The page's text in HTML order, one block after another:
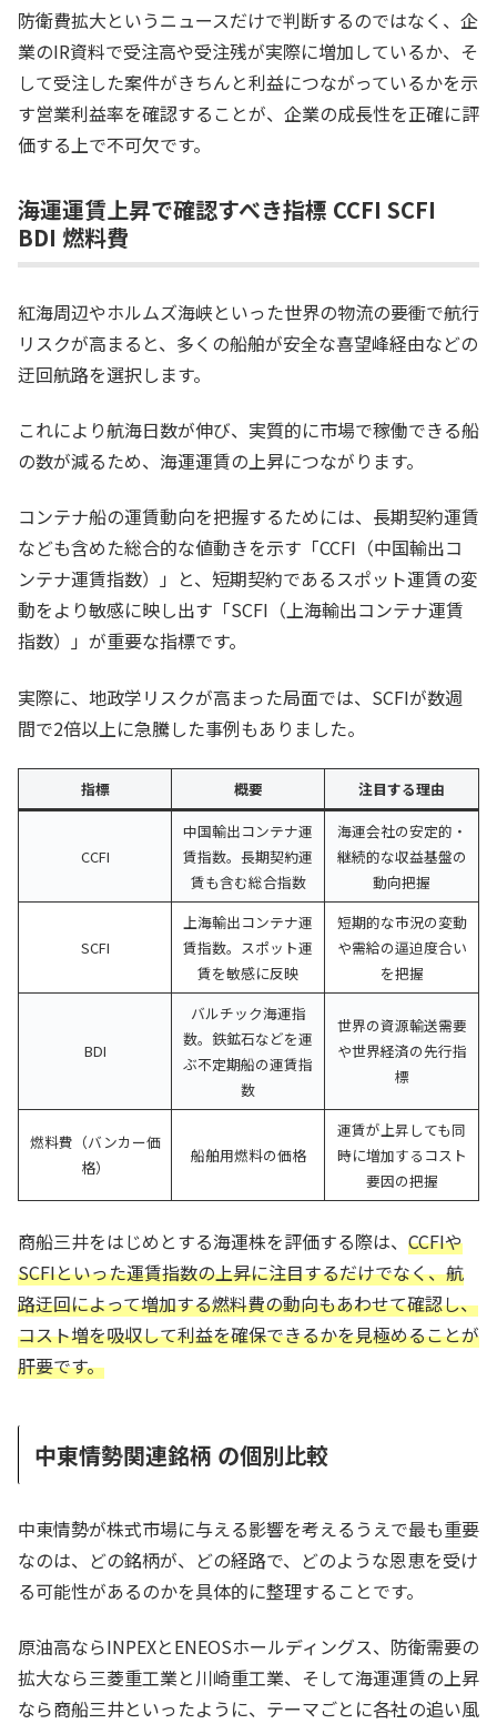
防衛費拡大というニュースだけで判断するのではなく、企
業のIR資料で受注高や受注残が実際に増加しているか、そ
して受注した案件がきちんと利益につながっているかを示
す営業利益率を確認することが、企業の成長性を正確に評
価する上で不可欠です。
海運運賃上昇で確認すべき指標 CCFI SCFI
BDI 燃料費
紅海周辺やホルムズ海峡といった世界の物流の要衝で航行
リスクが高まると、多くの船舶が安全な喜望峰経由などの
迂回航路を選択します。
これにより航海日数が伸び、実質的に市場で稼働できる船
の数が減るため、海運運賃の上昇につながります。
コンテナ船の運賃動向を把握するためには、長期契約運賃
なども含めた総合的な値動きを示す「CCFI（中国輸出コ
ンテナ運賃指数）」と、短期契約であるスポット運賃の変
動をより敏感に映し出す「SCFI（上海輸出コンテナ運賃
指数）」が重要な指標です。
実際に、地政学リスクが高まった局面では、SCFIが数週
間で2倍以上に急騰した事例もありました。
指標 概要 注目する理由
CCFI
中国輸出コンテナ運
賃指数。長期契約運
賃も含む総合指数
海運会社の安定的・
継続的な収益基盤の
動向把握
SCFI
上海輸出コンテナ運
賃指数。スポット運
賃を敏感に反映
短期的な市況の変動
や需給の逼迫度合い
を把握
BDI
バルチック海運指
数。鉄鉱石などを運
ぶ不定期船の運賃指
数
世界の資源輸送需要
や世界経済の先行指
標
燃料費（バンカー価
格）
船舶用燃料の価格
運賃が上昇しても同
時に増加するコスト
要因の把握
商船三井をはじめとする海運株を評価する際は、 CCFIや
SCFIといった運賃指数の上昇に注目するだけでなく、航
路迂回によって増加する燃料費の動向もあわせて確認し、
コスト増を吸収して利益を確保できるかを見極めることが
肝要です。
中東情勢関連銘柄 の個別比較
中東情勢が株式市場に与える影響を考えるうえで最も重要
なのは、どの銘柄が、どの経路で、どのような恩恵を受け
る可能性があるのかを具体的に整理することです。
原油高ならINPEXとENEOSホールディングス、防衛需要の
拡大なら三菱重工業と川崎重工業、そして海運運賃の上昇
なら商船三井といったように、テーマごとに各社の追い風